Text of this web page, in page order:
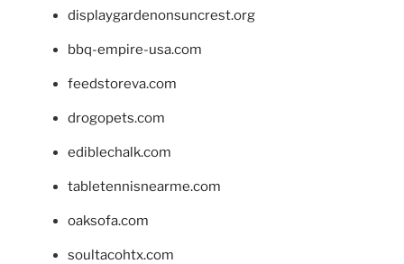
displaygardenonsuncrest.org
bbq-empire-usa.com
feedstoreva.com
drogopets.com
ediblechalk.com
tabletennisnearme.com
oaksofa.com
soultacohtx.com